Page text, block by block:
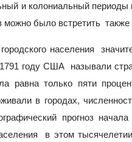
и колониальный периоды
можно было встретить
населения
1791 году США называли
равна только пяти
в городах,
прогноз
в этом